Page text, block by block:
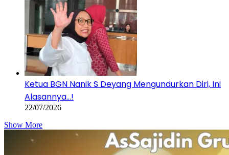
Ketua BGN Nanik S Deyang Mengundurkan Diri, Ini
Alasannya…!
22/07/2026
Show More